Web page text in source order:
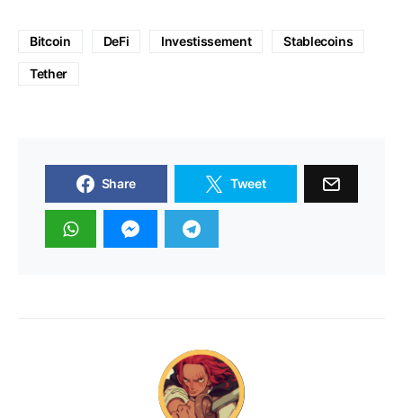
Bitcoin DeFi Investissement Stablecoins
Tether
Share Tweet